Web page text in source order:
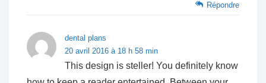
Répondre
dental plans
20 avril 2016 à 18 h 58 min
This design is steller! You definitely know